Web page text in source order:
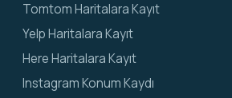
Tomtom Haritalara Kayıt
Yelp Haritalara Kayıt
Here Haritalara Kayıt
Instagram Konum Kaydı